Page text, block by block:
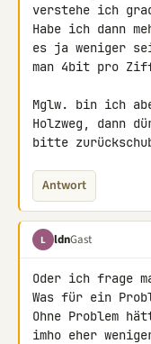
verstehe ich
Habe ich dann
es ja weniger
man 4bit pro
Mglw. bin ich
Holzweg, dann
bitte
Antwort
L ldnGast
Oder ich frage
Was für ein
Ohne Problem
imho eher